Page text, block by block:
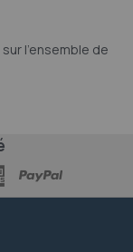
l'ensemble de